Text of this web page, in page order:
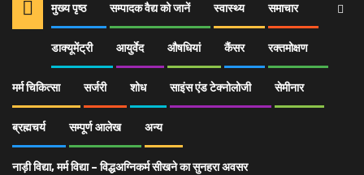
मुख्य पृष्ठ सम्पादक वैद्य को जानें स्वास्थ्य समाचार
डाक्यूमेंट्री आयुर्वेद औषधियां कैंसर रक्तमोक्षण
मर्म चिकित्सा सर्जरी शोध साइंस एंड टेक्नोलोजी सेमीनार
ब्रह्मचर्य सम्पूर्ण आलेख अन्य
नाड़ी विद्या, मर्म विद्या – विद्धअग्निकर्म सीखने का सुनहरा अवसर
सम्पूर्ण आलेख Ayurvedic Education
Ayurvedic Education